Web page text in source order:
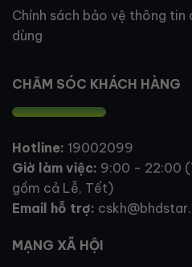
Chính sách bảo vệ thông tin
dùng
CHĂM SÓC KHÁCH HÀNG
Hotline: 19002099
Giờ làm việc: 9:00 - 22:00
gồm cả Lễ, Tết)
Email hỗ trợ:
MẠNG XÃ HỘI